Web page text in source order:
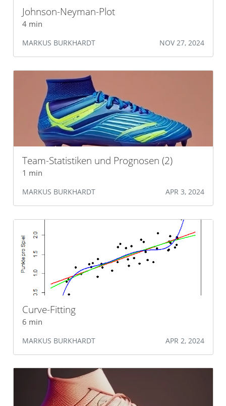
Johnson-Neyman-Plot
4 min
MARKUS BURKHARDT NOV 27, 2024
Team-Statistiken und Prognosen (2)
1 min
MARKUS BURKHARDT APR 3, 2024
Curve-Fitting
6 min
MARKUS BURKHARDT APR 2, 2024